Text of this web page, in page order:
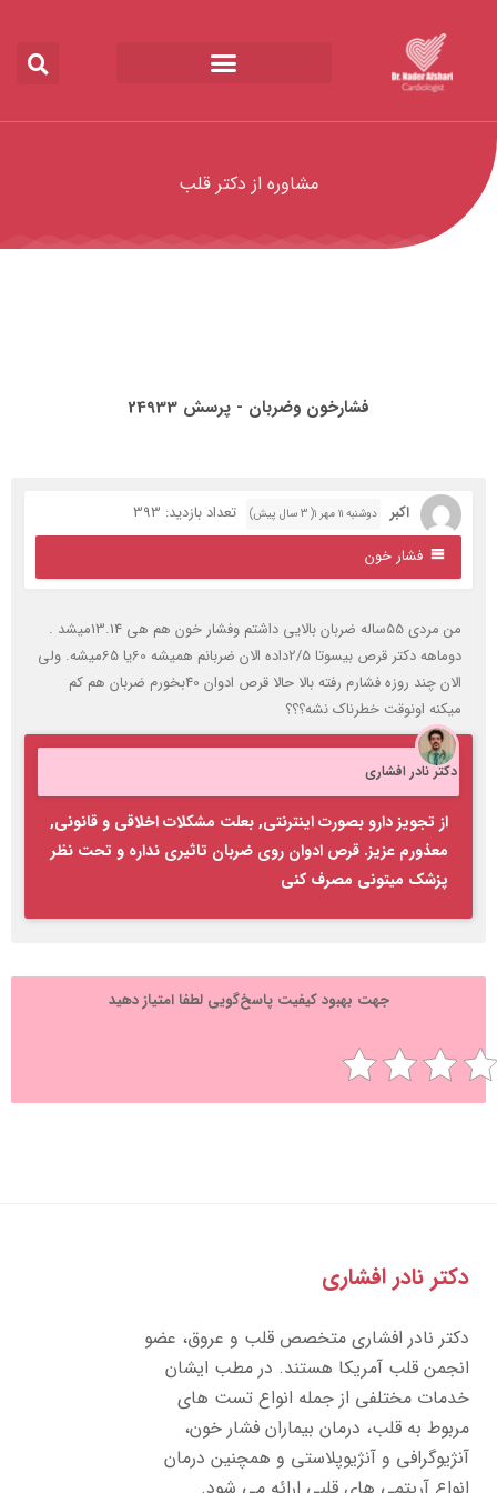
مشاوره از دکتر قلب
فشارخون وضربان - پرسش 24933
اکبر دوشنبه ۱۱ مهر ۱( 3 سال پیش)
تعداد بازدید: 393
فشار خون
من مردی 55ساله ضربان بالایی داشتم وفشار خون هم هی 13.14میشد .
دوماهه دکتر قرص بیسوتا 2/5داده الان ضربانم همیشه 60یا 65میشه. ولی
الان چند روزه فشارم رفته بالا حالا قرص ادوان 40بخورم ضربان هم کم
اونوقت خطرناک نشه؟؟؟
دکتر نادر افشاری
از تجویز دارو بصورت اینترنتی, بعلت مشکلات اخلاقی و قانونی,
معذورم عزیز. قرص ادوان روی ضربان تاثیری نداره و تحت نظر
پزشک میتونی مصرف کنی
جهت بهبود کیفیت پاسخ‌گویی لطفا امتیاز دهید
نادر افشاری
نادر افشاری متخصص قلب و عروق، عضو
قلب آمریکا هستند. در مطب ایشان
مختلفی از جمله انواع تست های
به قلب، درمان بیماران فشار خون،
و آنژیوپلاستی و همچنین درمان